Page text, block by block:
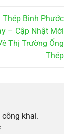
Thép Bình Phước
– Cập Nhật Mới
Thị Trường Ống
Thép
khai.